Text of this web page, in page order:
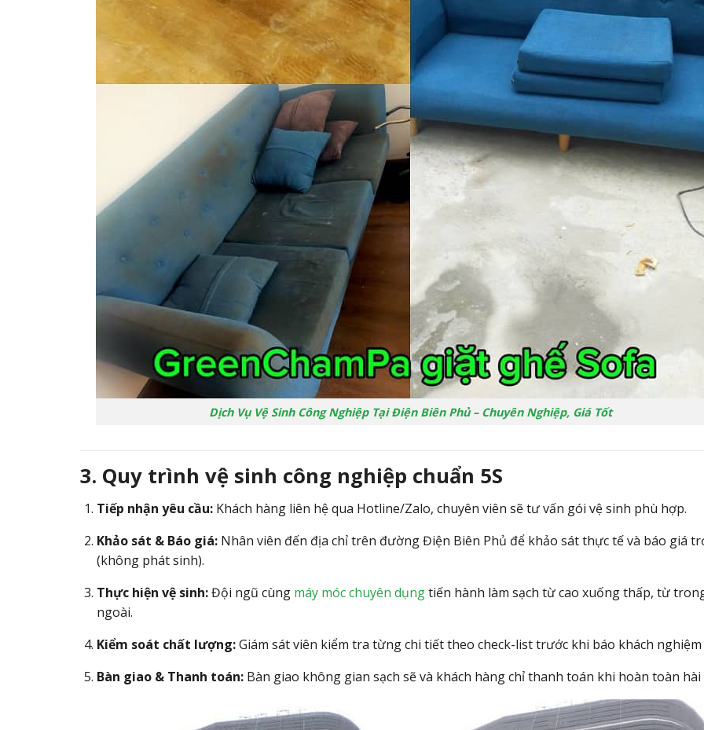
Dịch Vụ Vệ Sinh Công Nghiệp Tại Điện Biên Phủ – Chuyên Nghiệp, Giá Tốt
3. Quy trình vệ sinh công nghiệp chuẩn 5S
Tiếp nhận yêu cầu:Khách hàng liên hệ qua Hotline/Zalo, chuyên viên sẽ tư vấn gói vệ sinh phù hợp.
Khảo sát & Báo giá:Nhân viên đến địa chỉ trên đường Điện Biên Phủ để khảo sát thực tế và báo giá
(không phát sinh).
Thực hiện vệ sinh:Đội ngũ cùng máy móc chuyên dụngtiến hành làm sạch từ cao xuống thấp, từ
ngoài.
Kiểm soát chất lượng:Giám sát viên kiểm tra từng chi tiết theo check-list trước khi báo khách
Bàn giao & Thanh toán:Bàn giao không gian sạch sẽ và khách hàng chỉ thanh toán khi hoàn toàn hài